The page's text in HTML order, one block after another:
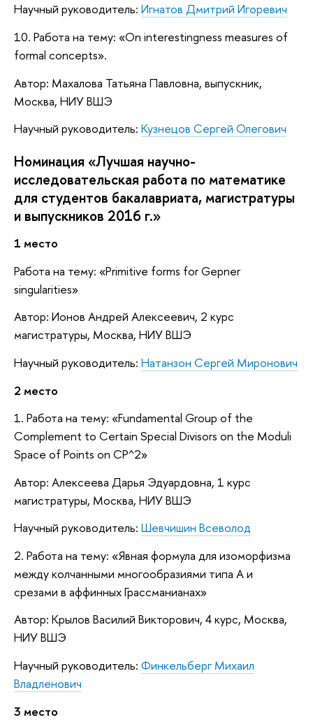
Научный руководитель: Игнатов Дмитрий Игоревич
10. Работа на тему: «On interestingness measures of
formal concepts».
Автор: Махалова Татьяна Павловна, выпускник,
Москва, НИУ ВШЭ
Научный руководитель: Кузнецов Сергей Олегович
Номинация «Лучшая научно-
исследовательская работа по математике
для студентов бакалавриата, магистратуры
и выпускников 2016 г.»
1 место
Работа на тему: «Primitive forms for Gepner
singularities»
Автор: Ионов Андрей Алексеевич, 2 курс
магистратуры, Москва, НИУ ВШЭ
Научный руководитель: Натанзон Сергей Миронович
2 место
1. Работа на тему: «Fundamental Group of the
Complement to Certain Special Divisors on the Moduli
Space of Points on CP^2»
Автор: Алексеева Дарья Эдуардовна, 1 курс
магистратуры, Москва, НИУ ВШЭ
Научный руководитель: Шевчишин Всеволод
2. Работа на тему: «Явная формула для изоморфизма
между колчанными многообразиями типа А и
срезами в аффинных Грассманианах»
Автор: Крылов Василий Викторович, 4 курс, Москва,
НИУ ВШЭ
Научный руководитель: Финкельберг Михаил
Владленович
3 место